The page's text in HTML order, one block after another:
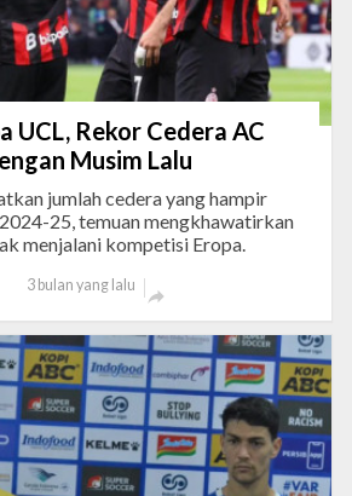
UCL, Rekor Cedera AC
Musim Lalu
jumlah cedera yang hampir
25, temuan mengkhawatirkan
menjalani kompetisi Eropa.
3 bulan yang lalu
